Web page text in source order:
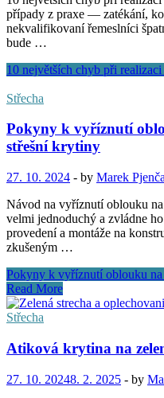
případy z praxe — zatékání,
nekvalifikovaní řemeslníci
bude …
10 největších chyb při realizaci
Střecha
Pokyny k vyříznutí
střešní krytiny
27. 10. 2024 - by Marek
Návod na vyříznutí oblouku
velmi jednoduchý a zvládne
provedení a montáže na
zkušeným …
Pokyny k vyříznutí oblouku
Read More
Střecha
Atiková krytina na
27. 10. 20248. 2. 2025 - by